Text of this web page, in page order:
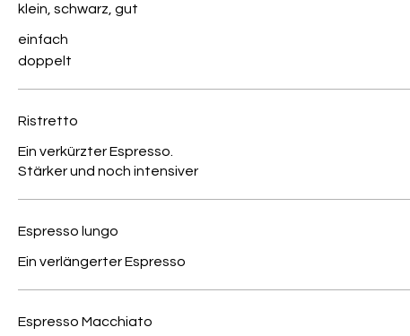
klein, schwarz, gut
einfach
doppelt
Ristretto
Ein verkürzter Espresso.
Stärker und noch intensiver
Espresso lungo
Ein verlängerter Espresso
Espresso Macchiato